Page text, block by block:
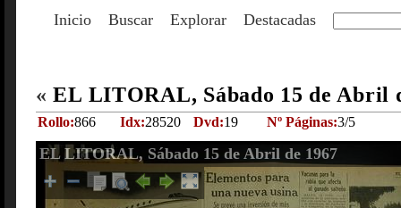
Inicio Buscar Explorar Destacadas
« EL LITORAL, Sábado 15 de Abril
Rollo:866 Idx:28520 Dvd:19 Nº Páginas:3/5
EL LITORAL, Sábado 15 de Abril de 1967